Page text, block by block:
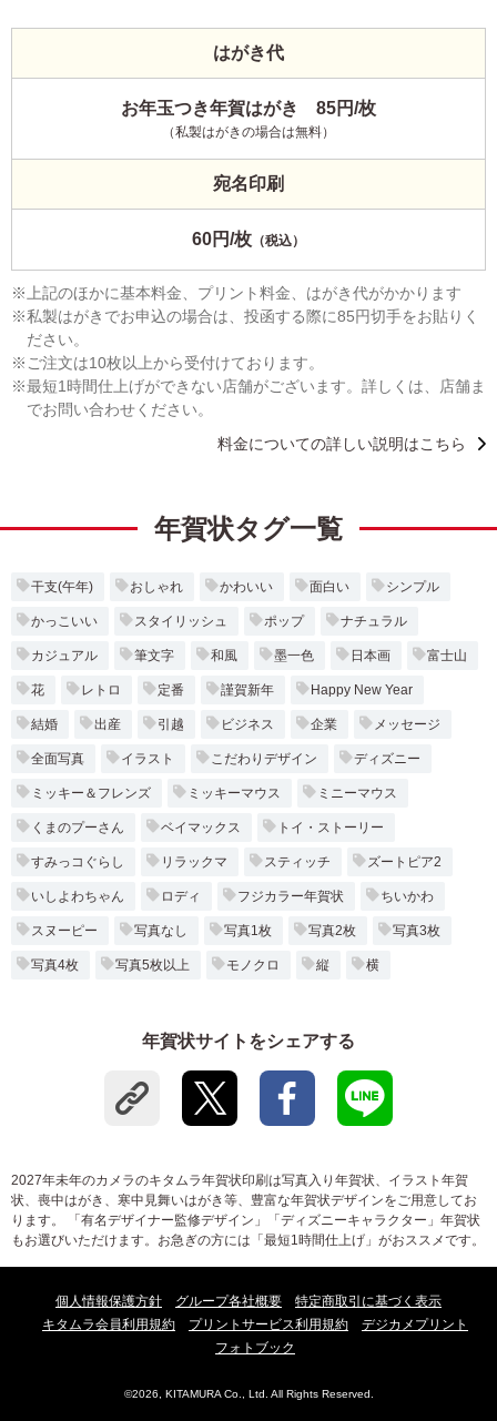
はがき代
お年玉つき年賀はがき 85円/枚
（私製はがきの場合は無料）
宛名印刷
60円/枚 （税込）
上記のほかに基本料金、プリント料金、はがき代がかかります
私製はがきでお申込の場合は、投函する際に85円切手をお貼りく
ださい。
ご注文は10枚以上から受付けております。
最短1時間仕上げができない店舗がございます。詳しくは、店舗ま
でお問い合わせください。
料金についての詳しい説明はこちら
年賀状タグ一覧
干支(午年) おしゃれ かわいい 面白い シンプル
かっこいい スタイリッシュ ポップ ナチュラル
カジュアル 筆文字 和風 墨一色 日本画 富士山
花 レトロ 定番 謹賀新年 Happy New Year
結婚 出産 引越 ビジネス 企業 メッセージ
全面写真 イラスト こだわりデザイン ディズニー
ミッキー＆フレンズ ミッキーマウス ミニーマウス
くまのプーさん ベイマックス トイ・ストーリー
すみっコぐらし リラックマ スティッチ ズートピア2
いしよわちゃん ロディ フジカラー年賀状 ちいかわ
スヌーピー 写真なし 写真1枚 写真2枚 写真3枚
写真4枚 写真5枚以上 モノクロ 縦 横
年賀状サイトをシェアする
2027年未年のカメラのキタムラ年賀状印刷は写真入り年賀状、イラスト年賀
状、喪中はがき、寒中見舞いはがき等、豊富な年賀状デザインをご用意してお
ります。 「有名デザイナー監修デザイン」「ディズニーキャラクター」年賀状
もお選びいただけます。お急ぎの方には「最短1時間仕上げ」がおススメです。
個人情報保護方針 グループ各社概要
特定商取引に基づく表示
キタムラ会員利用規約
プリントサービス利用規約
デジカメプリント
フォトブック
©2026, KITAMURA Co., Ltd. All Rights Reserved.